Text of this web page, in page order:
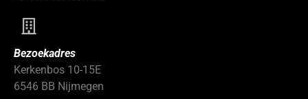
Bezoekadres
Kerkenbos 10-15E
6546 BB Nijmegen